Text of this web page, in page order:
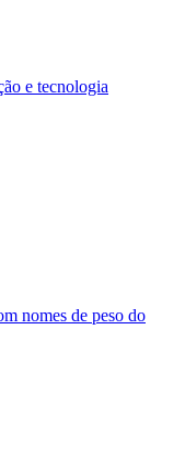
e tecnologia
nomes de peso do